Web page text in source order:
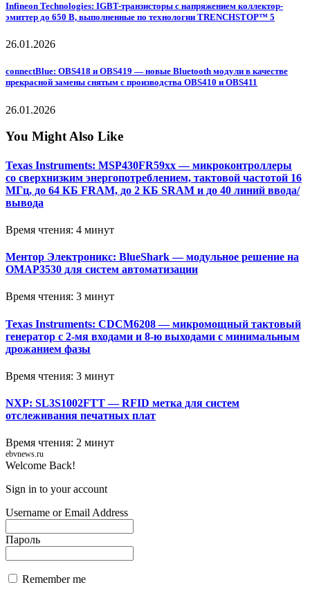
Infineon Technologies: IGBT-транзисторы с напряжением коллектор-
эмиттер до 650 В, выполненные по технологии TRENCHSTOP™ 5
26.01.2026
connectBlue: OBS418 и OBS419 — новые Bluetooth модули в качестве
прекрасной замены снятым с производства OBS410 и OBS411
26.01.2026
You Might Also Like
Texas Instruments: MSP430FR59xx — микроконтроллеры
со сверхнизким энергопотреблением, тактовой частотой 16
МГц, до 64 КБ FRAM, до 2 КБ SRAM и до 40 линий ввода/
вывода
Время чтения: 4 минут
Ментор Электроникс: BlueShark — модульное решение на
OMAP3530 для систем автоматизации
Время чтения: 3 минут
Texas Instruments: CDCM6208 — микромощный тактовый
генератор с 2-мя входами и 8-ю выходами с минимальным
дрожанием фазы
Время чтения: 3 минут
NXP: SL3S1002FTT — RFID метка для систем
отслеживания печатных плат
Время чтения: 2 минут
ebvnews.ru
Welcome Back!
Sign in to your account
Username or Email Address
Пароль
Remember me